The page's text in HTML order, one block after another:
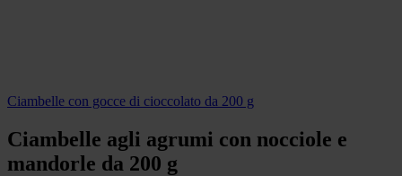
Ciambelle con gocce di cioccolato da 200 g
Ciambelle agli agrumi con nocciole e
mandorle da 200 g